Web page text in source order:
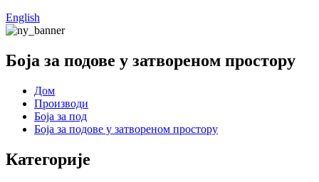
English
Боја за подове у затвореном простору
Дом
Производи
Боја за под
Боја за подове у затвореном простору
Категорије